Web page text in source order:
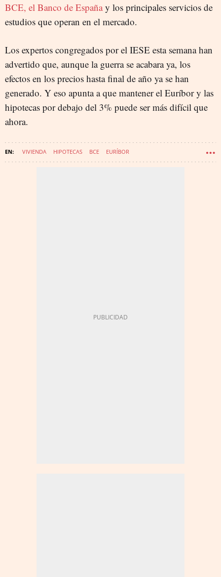
BCE, el Banco de Españay los principales servicios de
estudios que operan en el mercado.
Los expertos congregados por el IESE esta semana han
advertido que, aunque la guerra se acabara ya, los
efectos en los precios hasta final de año ya se han
generado. Y eso apunta a que mantener el Euríbor y las
hipotecas por debajo del 3% puede ser más difícil que
ahora.
VIVIENDA HIPOTECAS BCE EURÍBOR